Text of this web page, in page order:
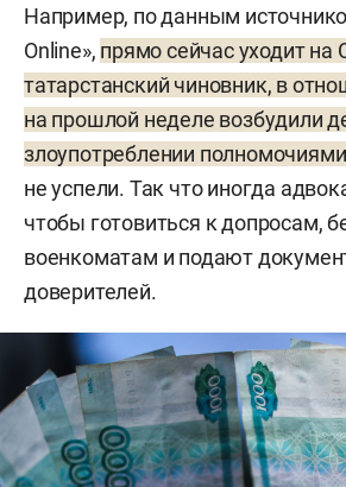
Например, по данным
Online», прямо сейчас уходит
татарстанский чиновник, в
на прошлой неделе возбудили
злоупотреблении полномочиями
не успели. Так что иногда
чтобы готовиться к допросам,
военкоматам и подают
доверителей.